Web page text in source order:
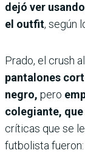
dejó ver
el outfit, según
Prado, el crush
pantalones
negro, pero
colegiante,
críticas que se
futbolista fueron: